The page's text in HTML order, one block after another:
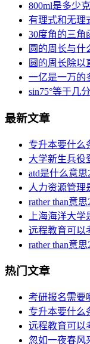
800ml是多少克
有理式和无理
30度角的三角
圆的周长与什
圆的周长除以
一亿是一万的
sin75°等于几
最新文章
专升本要什么
大学新生兵役
atd是什么意思
人力资源管理
rather than意思
上海海洋大学
远程教育可以
rather than意思
热门文章
考研报名需要
专升本要什么
远程教育可以
忽如一夜春风